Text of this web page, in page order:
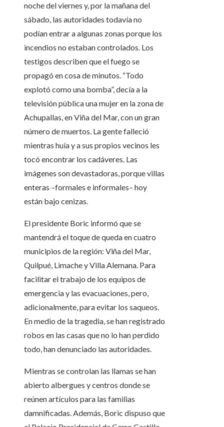
noche del viernes y, por la mañana del
sábado, las autoridades todavía no
podían entrar a algunas zonas porque los
incendios no estaban controlados. Los
testigos describen que el fuego se
propagó en cosa de minutos. “Todo
explotó como una bomba”, decía a la
televisión pública una mujer en la zona de
Achupallas, en Viña del Mar, con un gran
número de muertos. La gente falleció
mientras huía y a sus propios vecinos les
tocó encontrar los cadáveres. Las
imágenes son devastadoras, porque villas
enteras –formales e informales– hoy
están bajo cenizas.
El presidente Boric informó que se
mantendrá el toque de queda en cuatro
municipios de la región: Viña del Mar,
Quilpué, Limache y Villa Alemana. Para
facilitar el trabajo de los equipos de
emergencia y las evacuaciones, pero,
adicionalmente, para evitar los saqueos.
En medio de la tragedia, se han registrado
robos en las casas que no lo han perdido
todo, han denunciado las autoridades.
Mientras se controlan las llamas se han
abierto albergues y centros donde se
reúnen artículos para las familias
damnificadas. Además, Boric dispuso que